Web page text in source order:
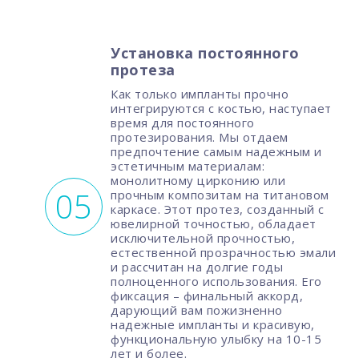
Установка постоянного
протеза
Как только импланты прочно
интегрируются с костью, наступает
время для постоянного
протезирования. Мы отдаем
предпочтение самым надежным и
эстетичным материалам:
монолитному цирконию или
прочным композитам на титановом
каркасе. Этот протез, созданный с
ювелирной точностью, обладает
исключительной прочностью,
естественной прозрачностью эмали
и рассчитан на долгие годы
полноценного использования. Его
фиксация – финальный аккорд,
дарующий вам пожизненно
надежные импланты и красивую,
функциональную улыбку на 10-15
лет и более.